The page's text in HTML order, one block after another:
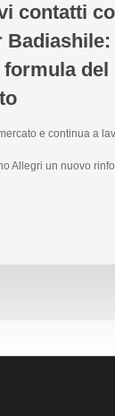
contatti
Badiashile:
del
e continua a
Allegri un nuovo